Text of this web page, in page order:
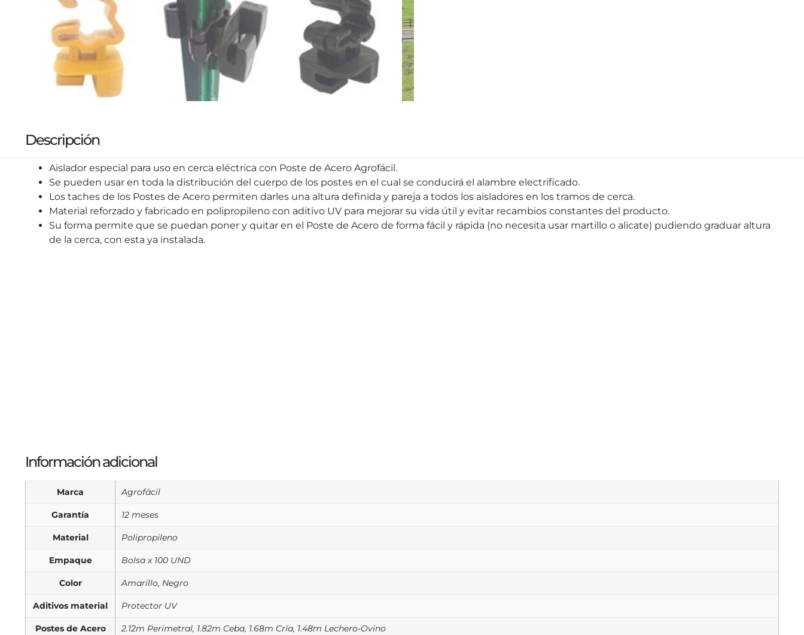
Descripción
Aislador especial para uso en cerca eléctrica con Poste de Acero Agrofácil.
Se pueden usar en toda la distribución del cuerpo de los postes en el cual se conducirá el alambre electrificado.
Los taches de los Postes de Acero permiten darles una altura definida y pareja a todos los aisladores en los tramos de cerca.
Material reforzado y fabricado en polipropileno con aditivo UV para mejorar su vida útil y evitar recambios constantes del producto.
Su forma permite que se puedan poner y quitar en el Poste de Acero de forma fácil y rápida (no necesita usar martillo o alicate) pudiendo graduar altura
de la cerca, con esta ya instalada.
Información adicional
Marca Agrofácil
Garantía 12 meses
Material Polipropileno
Empaque Bolsa x 100 UND
Color Amarillo, Negro
Aditivos material Protector UV
Postes de Acero
2.12m Perimetral, 1.82m Ceba, 1.68m Cría, 1.48m Lechero-Ovino